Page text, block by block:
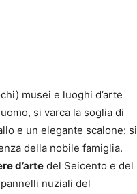
musei e luoghi d’arte
si varca la soglia di
e un elegante scalone: si
della nobile famiglia.
d’arte del Seicento e del
nuziali del